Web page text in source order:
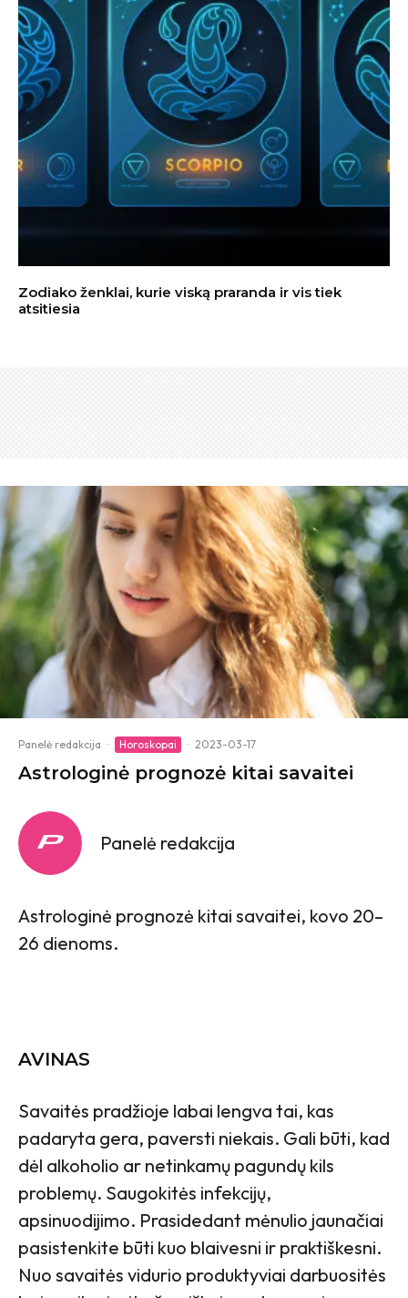
Zodiako ženklai, kurie viską praranda ir vis tiek
atsitiesia
Panelė redakcija · Horoskopai · 2023-03-17
Astrologinė prognozė kitai savaitei
Panelė redakcija
Astrologinė prognozė kitai savaitei, kovo 20–
26 dienoms.
AVINAS
Savaitės pradžioje labai lengva tai, kas
padaryta gera, paversti niekais. Gali būti, kad
dėl alkoholio ar netinkamų pagundų kils
problemų. Saugokitės infekcijų,
apsinuodijimo. Prasidedant mėnulio jaunačiai
pasistenkite būti kuo blaivesni ir praktiškesni.
Nuo savaitės vidurio produktyviai darbuositės